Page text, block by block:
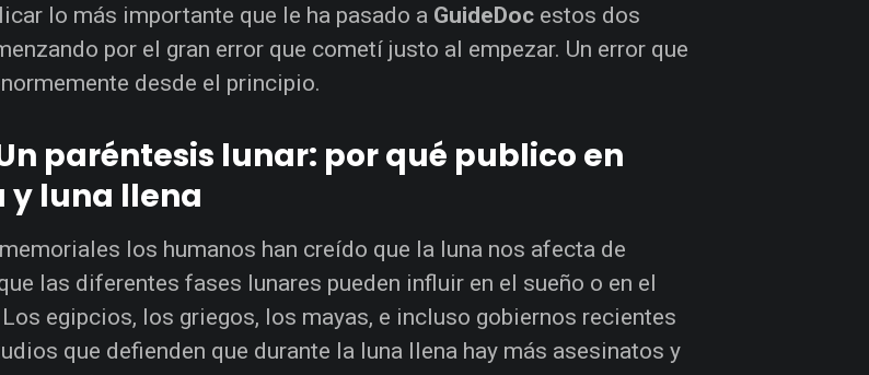
lo más importante que le ha pasado a GuideDoc estos dos
por el gran error que cometí justo al empezar. Un error que
desde el principio.
paréntesis lunar: por qué publico en
y luna llena
los humanos han creído que la luna nos afecta de
las diferentes fases lunares pueden influir en el sueño o en el
egipcios, los griegos, los mayas, e incluso gobiernos recientes
que defienden que durante la luna llena hay más asesinatos y